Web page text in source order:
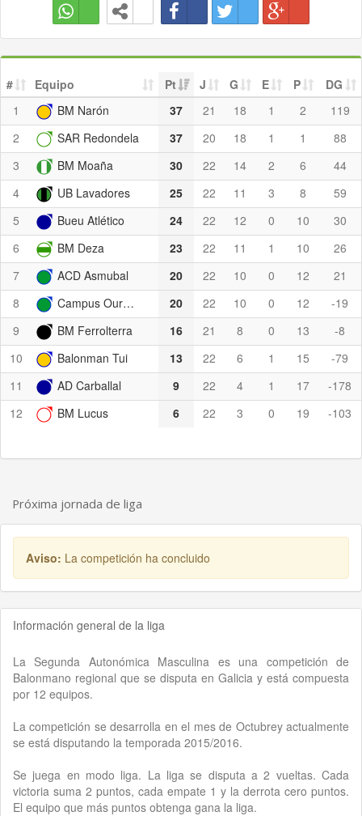
# Equipo Pt J G E P
DG
1
BM Narón 37 21 18 1 2
119
2
SAR Redondela 37 20 18 1 1
88
3
BM Moaña 30 22 14 2 6
44
4
UB Lavadores 25 22 11 3 8
59
5
Bueu Atlético 24 22 12 0 10
30
6
BM Deza 23 22 11 1 10
26
7
ACD Asmubal 20 22 10 0 12
21
8
Campus Ourense 20 22 10 0 12
-19
9
BM Ferrolterra 16 21 8 0 13
-8
10
Balonman Tui 13 22 6 1 15
-79
11
AD Carballal 9 22 4 1 17
-178
12
BM Lucus 6 22 3 0 19 -103
Próxima jornada de liga
Aviso: La competición ha concluido
Información general de la liga
La Segunda Autonómica Masculina es una competición de
Balonmano regional que se disputa en Galicia y está compuesta
por 12 equipos.
La competición se desarrolla en el mes de Octubrey actualmente
se está disputando la temporada 2015/2016.
Se juega en modo liga. La liga se disputa a 2 vueltas. Cada
victoria suma 2 puntos, cada empate 1 y la derrota cero puntos.
El equipo que más puntos obtenga gana la liga.